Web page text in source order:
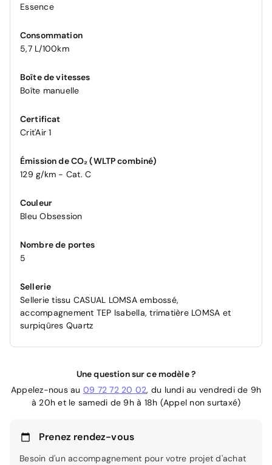
Essence
Consommation
5,7 L/100km
Boîte de vitesses
Boîte manuelle
Certificat
Crit'Air 1
Émission de CO₂ (WLTP combiné)
129 g/km - Cat. C
Couleur
Bleu Obsession
Nombre de portes
5
Sellerie
Sellerie tissu CASUAL LOMSA embossé,
accompagnement TEP Isabella, trimatière LOMSA et
surpiqûres Quartz
Une question sur ce modèle ?
Appelez-nous au 09 72 72 20 02, du lundi au vendredi de 9h
à 20h et le samedi de 9h à 18h (Appel non surtaxé)
Prenez rendez-vous
Besoin d'un accompagnement pour votre projet d'achat